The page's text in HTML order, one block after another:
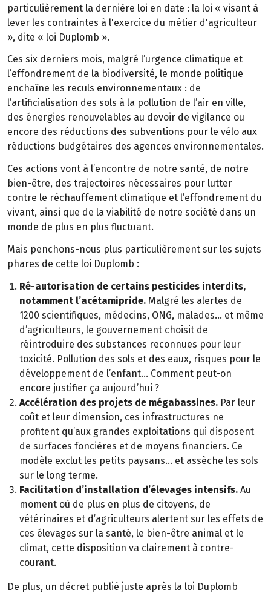
particulièrement la dernière loi en date : la loi « visant à
lever les contraintes à l'exercice du métier d'agriculteur
», dite « loi Duplomb ».
Ces six derniers mois, malgré l’urgence climatique et
l’effondrement de la biodiversité, le monde politique
enchaîne les reculs environnementaux : de
l’artificialisation des sols à la pollution de l’air en ville,
des énergies renouvelables au devoir de vigilance ou
encore des réductions des subventions pour le vélo aux
réductions budgétaires des agences environnementales.
Ces actions vont à l’encontre de notre santé, de notre
bien-être, des trajectoires nécessaires pour lutter
contre le réchauffement climatique et l’effondrement du
vivant, ainsi que de la viabilité de notre société dans un
monde de plus en plus fluctuant.
Mais penchons-nous plus particulièrement sur les sujets
phares de cette loi Duplomb :
Ré-autorisation de certains pesticides interdits,
notamment l’acétamipride. Malgré les alertes de
1200 scientifiques, médecins, ONG, malades… et même
d’agriculteurs, le gouvernement choisit de
réintroduire des substances reconnues pour leur
toxicité. Pollution des sols et des eaux, risques pour le
développement de l’enfant… Comment peut-on
encore justifier ça aujourd’hui ?
Accélération des projets de mégabassines. Par leur
coût et leur dimension, ces infrastructures ne
profitent qu’aux grandes exploitations qui disposent
de surfaces foncières et de moyens financiers. Ce
modèle exclut les petits paysans… et assèche les sols
sur le long terme.
Facilitation d’installation d’élevages intensifs. Au
moment où de plus en plus de citoyens, de
vétérinaires et d’agriculteurs alertent sur les effets de
ces élevages sur la santé, le bien-être animal et le
climat, cette disposition va clairement à contre-
courant.
De plus, un décret publié juste après la loi Duplomb